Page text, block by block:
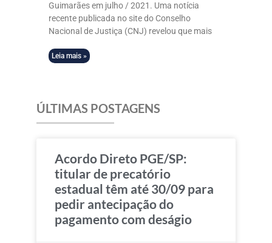
Guimarães em julho / 2021. Uma notícia
recente publicada no site do Conselho
Nacional de Justiça (CNJ) revelou que mais
Leia mais »
ÚLTIMAS POSTAGENS
Acordo Direto PGE/SP:
titular de precatório
estadual têm até 30/09 para
pedir antecipação do
pagamento com deságio